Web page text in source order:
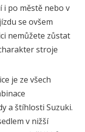
i po městě nebo v
se ovšem
nemůžete zůstat
stroje
je ze všech
a štíhlosti Suzuki.
v nižší